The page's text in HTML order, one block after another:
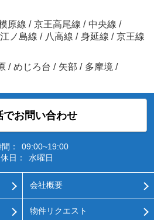
原線 / 京王高尾線 / 中央線 /
ノ島線 / 八高線 / 身延線 / 京王線
/ めじろ台 / 矢部 / 多摩境 /
でお問い合わせ
：
09:00~19:00
日：
水曜日
会社概要
物件リクエスト